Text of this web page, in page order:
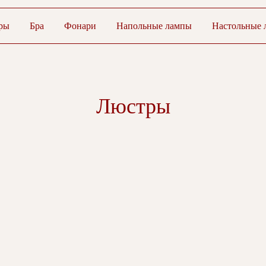
Бра Фонари Напольные лампы Настольные
Люстры